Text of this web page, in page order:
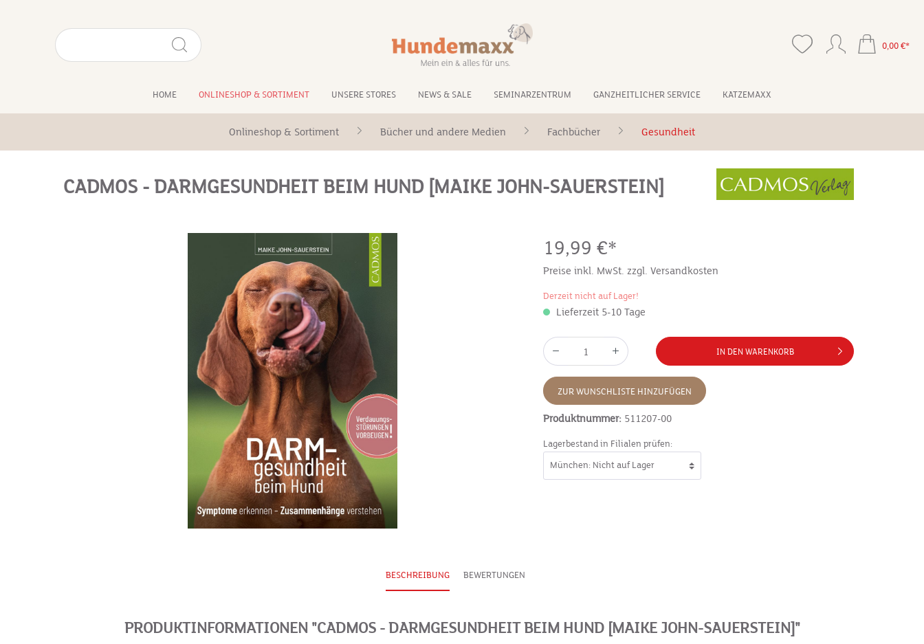
0,00 €*
HOME ONLINESHOP & SORTIMENT UNSERE STORES NEWS & SALE SEMINARZENTRUM GANZHEITLICHER SERVICE KATZEMAXX
Onlineshop & Sortiment Bücher und andere Medien Fachbücher Gesundheit
CADMOS - DARMGESUNDHEIT BEIM HUND [MAIKE JOHN-SAUERSTEIN]
19,99 €*
Preise inkl. MwSt. zzgl. Versandkosten
Derzeit nicht auf Lager!
Lieferzeit 5-10 Tage
IN DEN WARENKORB
ZUR WUNSCHLISTE HINZUFÜGEN
Produktnummer: 511207-00
Lagerbestand in Filialen prüfen:
BESCHREIBUNG BEWERTUNGEN
PRODUKTINFORMATIONEN "CADMOS - DARMGESUNDHEIT BEIM HUND [MAIKE JOHN-SAUERSTEIN]"